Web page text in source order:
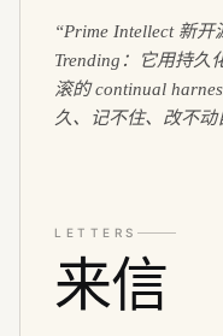
“Prime Intellect 新开
Trending：它用持久
滚的 continual
久、记不住、改不动
LETTERS
来信